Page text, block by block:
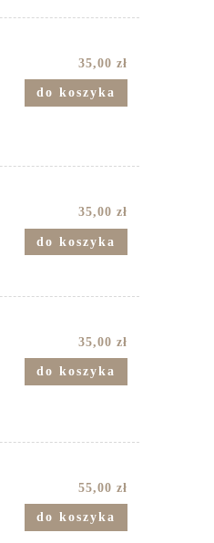
35,00 zł
do koszyka
35,00 zł
do koszyka
35,00 zł
do koszyka
55,00 zł
do koszyka